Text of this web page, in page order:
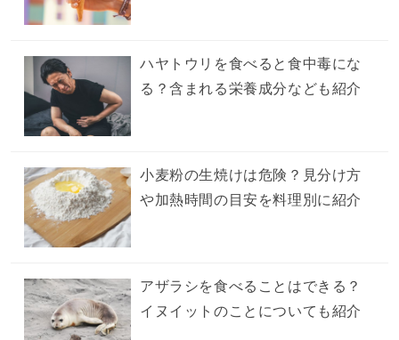
ハヤトウリを食べると食中毒にな
る？含まれる栄養成分なども紹介
小麦粉の生焼けは危険？見分け方
や加熱時間の目安を料理別に紹介
アザラシを食べることはできる？
イヌイットのことについても紹介